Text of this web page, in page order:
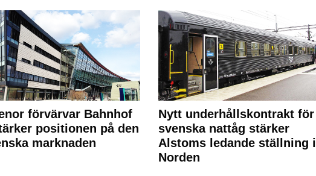
förvärvar Bahnhof
positionen på den
marknaden
Nytt underhållskontrakt för
svenska nattåg stärker
Alstoms ledande ställning i
Norden